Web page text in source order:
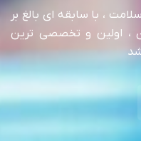
، با سابقه ای بالغ بر
اولین و تخصصی ترین